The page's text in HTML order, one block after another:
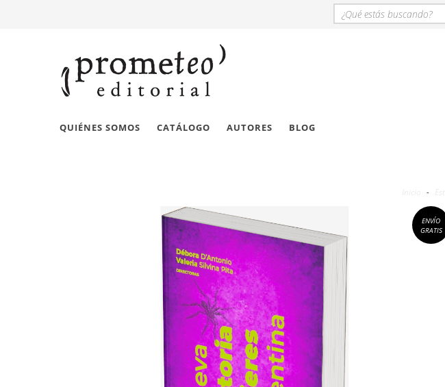
QUIÉNES SOMOS CATÁLOGO AUTORES BLOG
-
ENVÍO
GRATIS